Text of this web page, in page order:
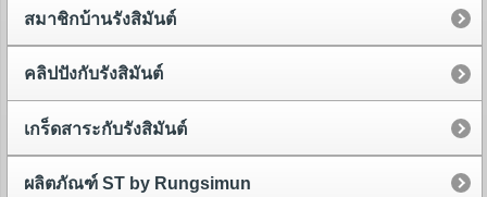
สมาชิกบ้านรังสิมันต์
คลิปปังกับรังสิมันต์
เกร็ดสาระกับรังสิมันต์
ผลิตภัณฑ์ ST by Rungsimun